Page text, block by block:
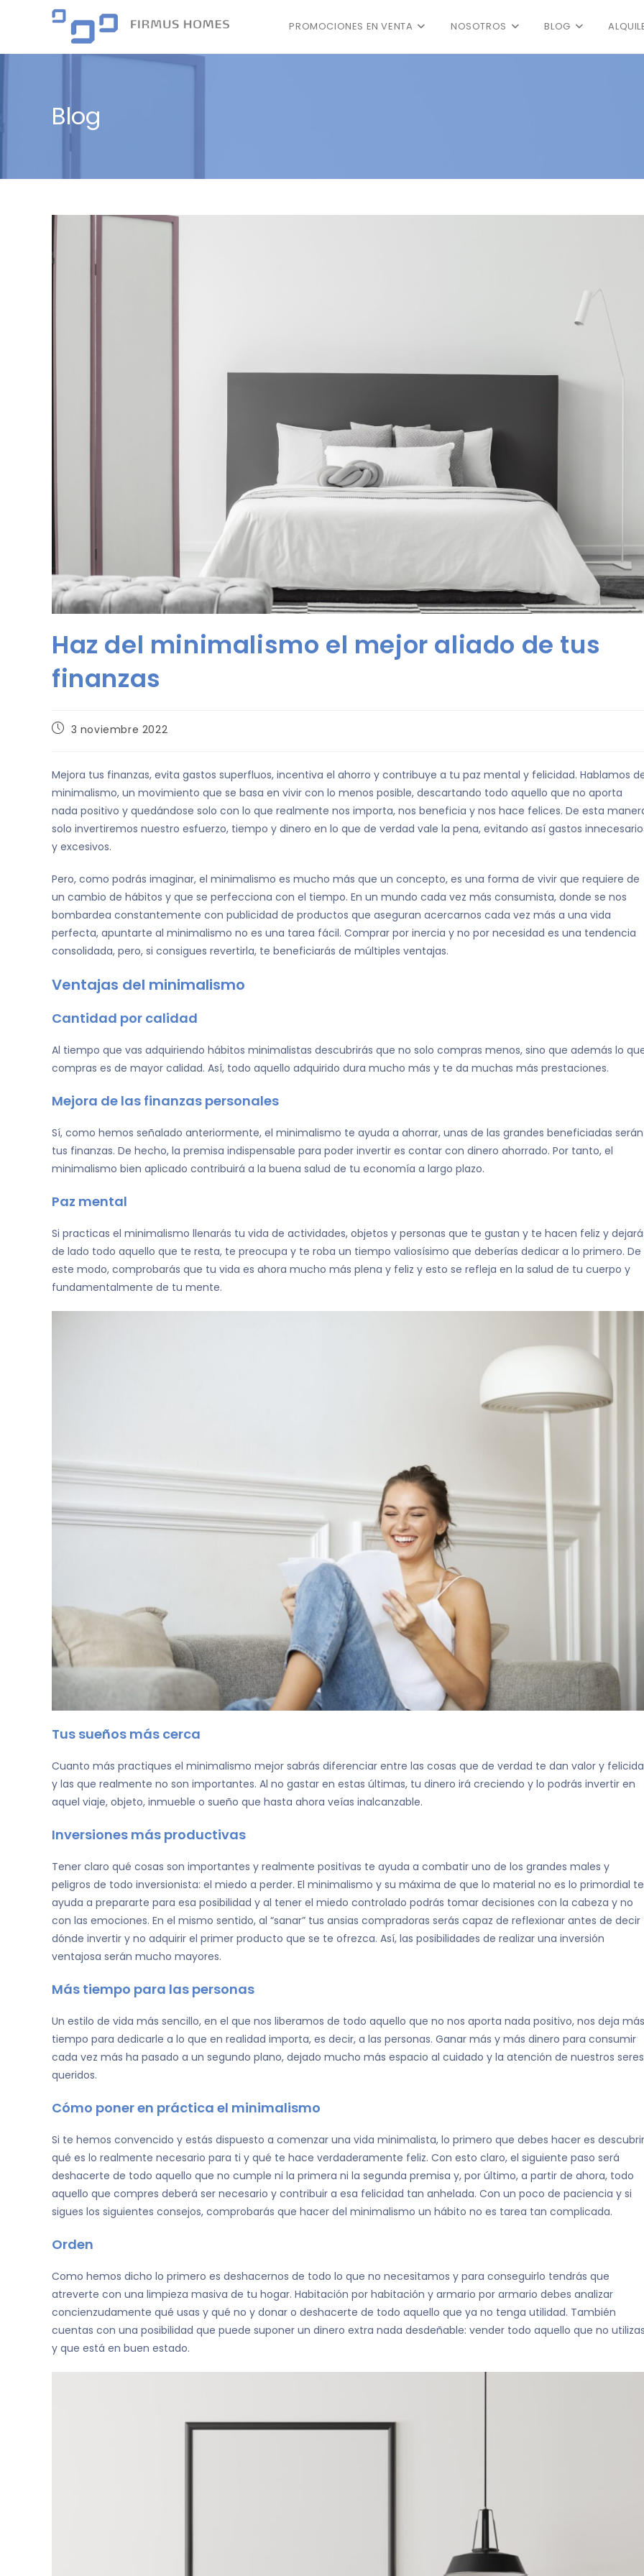
PROMOCIONES EN VENTA NOSOTROS BLOG
Blog
Haz del minimalismo el mejor aliado de tus
finanzas
3 noviembre 2022
Mejora tus finanzas, evita gastos superfluos, incentiva el ahorro y contribuye a tu paz mental y felicidad. Hablamos
minimalismo, un movimiento que se basa en vivir con lo menos posible, descartando todo aquello que no aporta
nada positivo y quedándose solo con lo que realmente nos importa, nos beneficia y nos hace felices. De esta
solo invertiremos nuestro esfuerzo, tiempo y dinero en lo que de verdad vale la pena, evitando así gastos
y excesivos.
Pero, como podrás imaginar, el minimalismo es mucho más que un concepto, es una forma de vivir que requiere de
un cambio de hábitos y que se perfecciona con el tiempo. En un mundo cada vez más consumista, donde se nos
bombardea constantemente con publicidad de productos que aseguran acercarnos cada vez más a una vida
perfecta, apuntarte al minimalismo no es una tarea fácil. Comprar por inercia y no por necesidad es una tendencia
consolidada, pero, si consigues revertirla, te beneficiarás de múltiples ventajas.
Ventajas del minimalismo
Cantidad por calidad
Al tiempo que vas adquiriendo hábitos minimalistas descubrirás que no solo compras menos, sino que además lo
compras es de mayor calidad. Así, todo aquello adquirido dura mucho más y te da muchas más prestaciones.
Mejora de las finanzas personales
Sí, como hemos señalado anteriormente, el minimalismo te ayuda a ahorrar, unas de las grandes beneficiadas serán
tus finanzas. De hecho, la premisa indispensable para poder invertir es contar con dinero ahorrado. Por tanto, el
minimalismo bien aplicado contribuirá a la buena salud de tu economía a largo plazo.
Paz mental
Si practicas el minimalismo llenarás tu vida de actividades, objetos y personas que te gustan y te hacen feliz y
de lado todo aquello que te resta, te preocupa y te roba un tiempo valiosísimo que deberías dedicar a lo primero. De
este modo, comprobarás que tu vida es ahora mucho más plena y feliz y esto se refleja en la salud de tu cuerpo y
fundamentalmente de tu mente.
Tus sueños más cerca
Cuanto más practiques el minimalismo mejor sabrás diferenciar entre las cosas que de verdad te dan valor y
y las que realmente no son importantes. Al no gastar en estas últimas, tu dinero irá creciendo y lo podrás invertir en
aquel viaje, objeto, inmueble o sueño que hasta ahora veías inalcanzable.
Inversiones más productivas
Tener claro qué cosas son importantes y realmente positivas te ayuda a combatir uno de los grandes males y
peligros de todo inversionista: el miedo a perder. El minimalismo y su máxima de que lo material no es lo primordial te
ayuda a prepararte para esa posibilidad y al tener el miedo controlado podrás tomar decisiones con la cabeza y no
con las emociones. En el mismo sentido, al “sanar” tus ansias compradoras serás capaz de reflexionar antes de decir
dónde invertir y no adquirir el primer producto que se te ofrezca. Así, las posibilidades de realizar una inversión
ventajosa serán mucho mayores.
Más tiempo para las personas
Un estilo de vida más sencillo, en el que nos liberamos de todo aquello que no nos aporta nada positivo, nos deja más
tiempo para dedicarle a lo que en realidad importa, es decir, a las personas. Ganar más y más dinero para consumir
cada vez más ha pasado a un segundo plano, dejado mucho más espacio al cuidado y la atención de nuestros seres
queridos.
Cómo poner en práctica el minimalismo
Si te hemos convencido y estás dispuesto a comenzar una vida minimalista, lo primero que debes hacer es descubrir
qué es lo realmente necesario para ti y qué te hace verdaderamente feliz. Con esto claro, el siguiente paso será
deshacerte de todo aquello que no cumple ni la primera ni la segunda premisa y, por último, a partir de ahora, todo
aquello que compres deberá ser necesario y contribuir a esa felicidad tan anhelada. Con un poco de paciencia y si
sigues los siguientes consejos, comprobarás que hacer del minimalismo un hábito no es tarea tan complicada.
Orden
Como hemos dicho lo primero es deshacernos de todo lo que no necesitamos y para conseguirlo tendrás que
atreverte con una limpieza masiva de tu hogar. Habitación por habitación y armario por armario debes analizar
concienzudamente qué usas y qué no y donar o deshacerte de todo aquello que ya no tenga utilidad. También
cuentas con una posibilidad que puede suponer un dinero extra nada desdeñable: vender todo aquello que no
y que está en buen estado.